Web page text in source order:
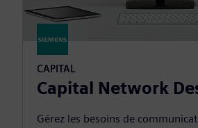
CAPITAL
Capital Network
Gérez les besoins de